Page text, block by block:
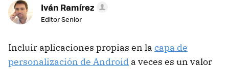
Iván Ramírez
Editor Senior
Incluir aplicaciones propias en la capa de
personalización de Android a veces es un valor